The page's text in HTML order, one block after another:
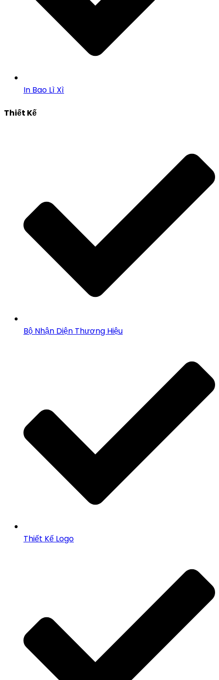
In Bao Lì Xì
Thiết Kế
Bộ Nhận Diện Thương Hiệu
Thiết Kế Logo